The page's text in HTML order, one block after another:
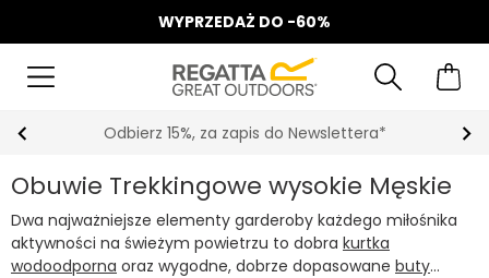
WYPRZEDAŻ DO -60%
Odbierz 15%, za zapis do Newslettera*
Obuwie Trekkingowe wysokie Męskie
Dwa najważniejsze elementy garderoby każdego miłośnika
aktywności na świeżym powietrzu to dobra kurtka
wodoodporna oraz wygodne, dobrze dopasowane buty